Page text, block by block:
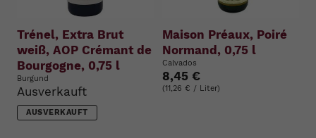
Trénel, Extra Brut
weiß, AOP Crémant de
Bourgogne, 0,75 l
Burgund
Ausverkauft
AUSVERKAUFT
Maison Préaux, Poiré
Normand, 0,75 l
Calvados
8,45 €
(11,26 € / Liter)